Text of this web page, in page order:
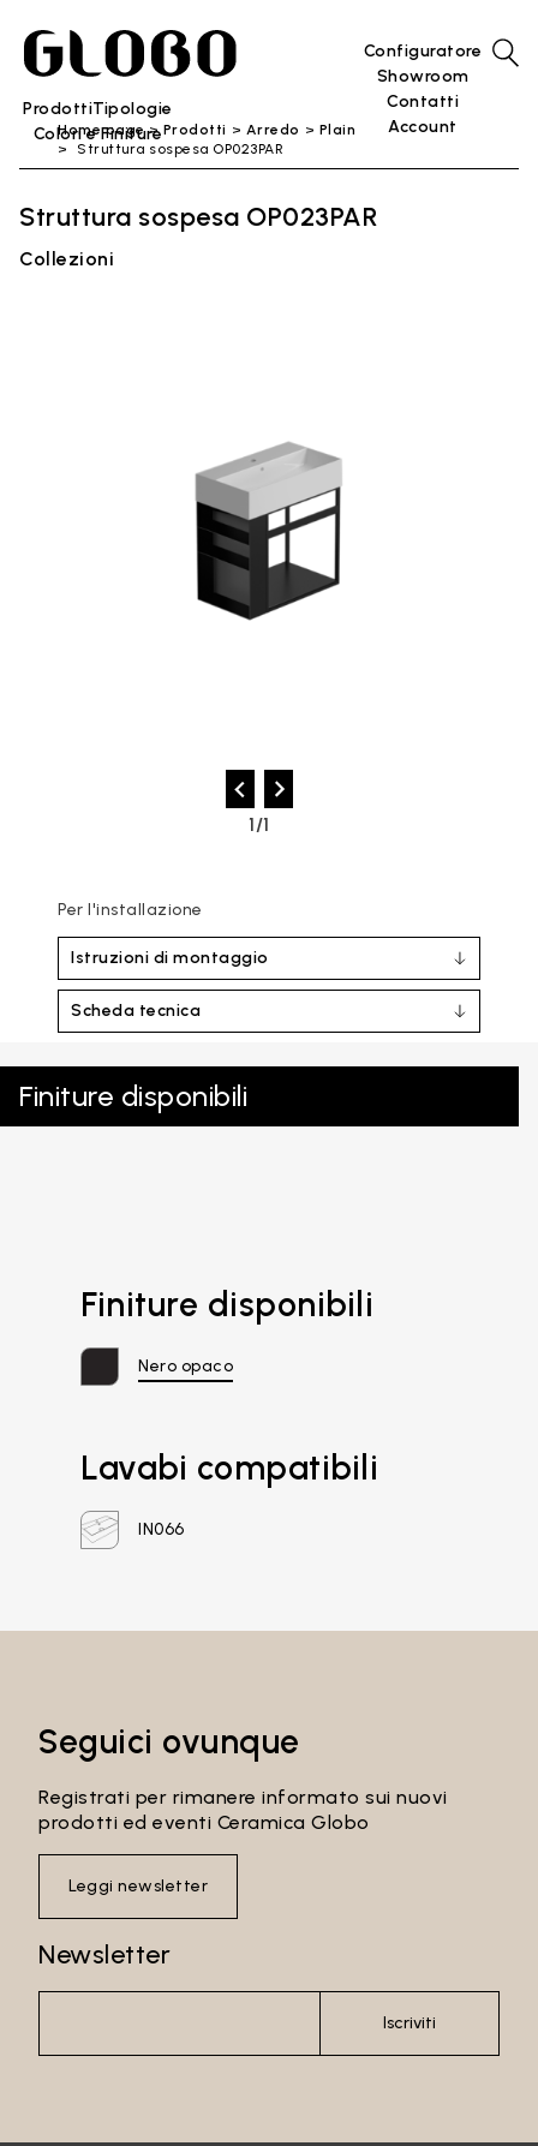
ProdottiTipologie
Colori e Finiture
Configuratore
Showroom
Contatti
Account
Home page Prodotti Arredo
Plain
Struttura sospesa OP023PAR
Struttura sospesa OP023PAR
Collezioni
1/1
Per l'installazione
Istruzioni di montaggio
Scheda tecnica
Email*
Password
Finiture disponibili
Finiture disponibili
Nero opaco
Lavabi compatibili
IN066
Seguici ovunque
Registrati per rimanere informato sui nuovi
prodotti ed eventi Ceramica Globo
Leggi newsletter
Newsletter
Iscriviti